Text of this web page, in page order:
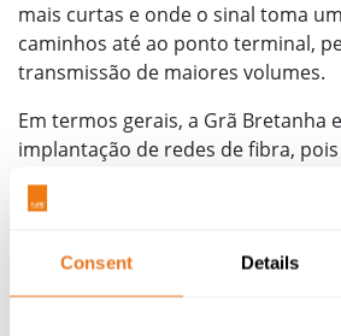
Consent Details
mais curtas e onde o sinal toma
caminhos até ao ponto terminal,
transmissão de maiores volumes.
Em termos gerais, a Grã Bretanha
implantação de redes de fibra,
grande rede em cobre da British
tem havido pouca margem de
vontade de assumir os custos a
entanto, atingimos,